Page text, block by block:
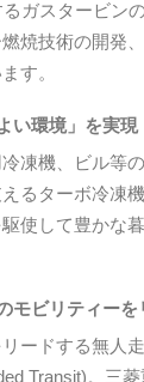
ガスタービン
焼技術の開発
す。
い環境」を実現
凍機、ビル等
るターボ冷凍
使して豊かな
モビリティーを
ードする無人
Transit)。三